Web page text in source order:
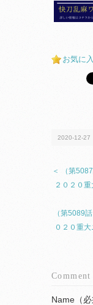
お気に
2020-12-27
＜ （第
２０２０
（第5089
０２０重
Comment
Name（必